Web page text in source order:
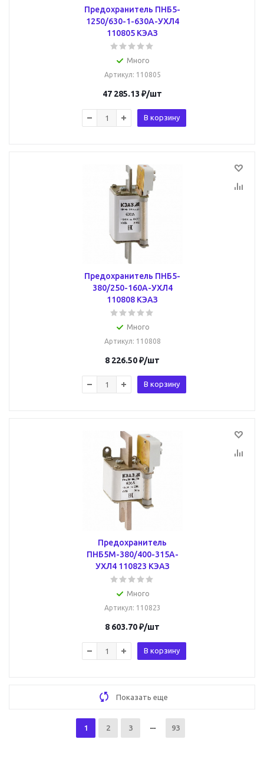
Предохранитель ПНБ5-
1250/630-1-630А-УХЛ4
110805 КЭАЗ
Много
Артикул: 110805
47 285.13 ₽/шт
В корзину
Предохранитель ПНБ5-
380/250-160А-УХЛ4
110808 КЭАЗ
Много
Артикул: 110808
8 226.50₽/шт
В корзину
Предохранитель
ПНБ5М-380/400-315А-
УХЛ4 110823 КЭАЗ
Много
Артикул: 110823
8 603.70₽/шт
В корзину
Показать еще
1 2 3 93